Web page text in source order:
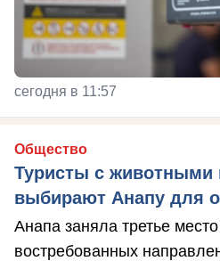
сегодня в 11:57
Общество
Туристы с животными
выбирают Анапу для
Анапа заняла третье
востребованных